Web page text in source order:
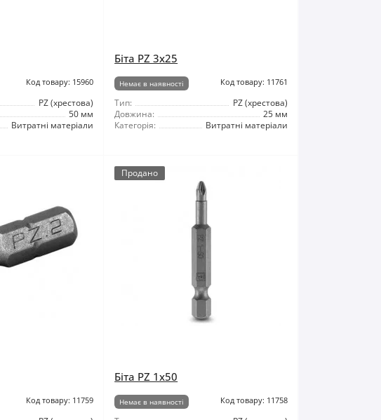
Код товару: 15960
PZ (хрестова)
50 мм
Витратні матеріали
Біта PZ 3x25
Немає в наявності Код товару: 11761
Тип:
PZ (хрестова)
Довжина:
25 мм
Категорія:
Витратні матеріали
Код товару: 11759
Продано
Біта PZ 1x50
Немає в наявності Код товару: 11758